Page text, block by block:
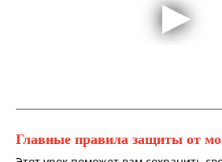
Главные правила защиты от